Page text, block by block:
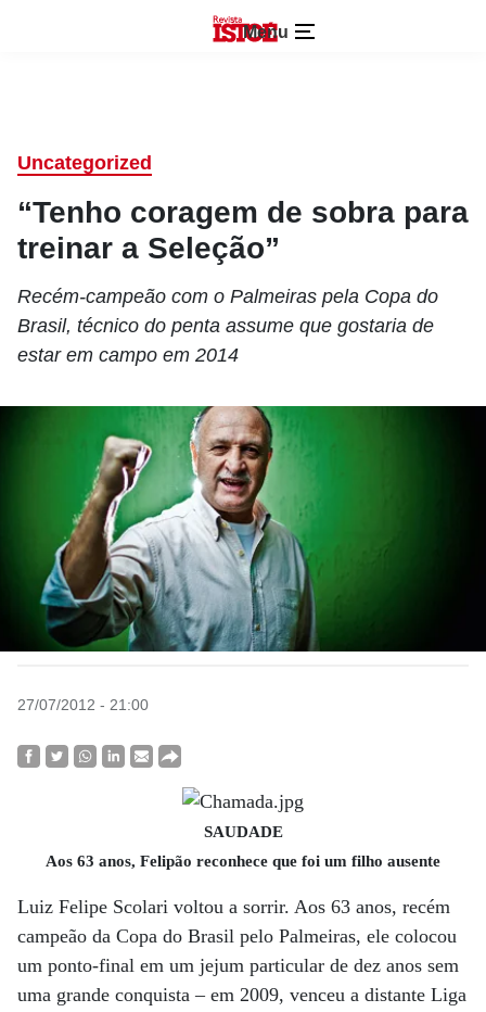
Menu
Uncategorized
“Tenho coragem de sobra para
treinar a Seleção”
Recém-campeão com o Palmeiras pela Copa do
Brasil, técnico do penta assume que gostaria de
estar em campo em 2014
27/07/2012 - 21:00
SAUDADE
Aos 63 anos, Felipão reconhece que foi um filho ausente
Luiz Felipe Scolari voltou a sorrir. Aos 63 anos, recém
campeão da Copa do Brasil pelo Palmeiras, ele colocou
um ponto-final em um jejum particular de dez anos sem
uma grande conquista – em 2009, venceu a distante Liga